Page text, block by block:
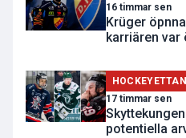
16 timmar sen
Krüger
karriären var
HOCKEYETTAN
17 timmar sen
potentiella